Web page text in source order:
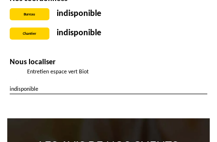
Bureau indisponible
Chantier indisponible
Nous localiser
Entretien espace vert Biot
indisponible